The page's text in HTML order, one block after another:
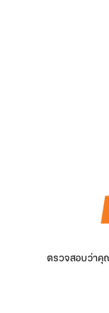
ตรวจสอบว่าคุ